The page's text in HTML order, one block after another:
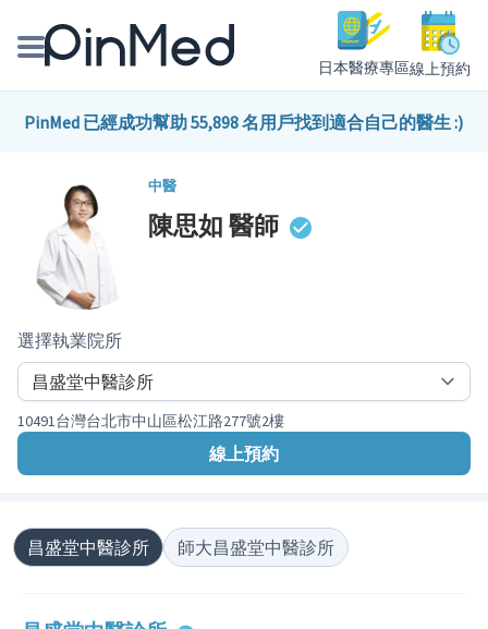
日本醫療專區線上預約
線上預約醫師、院所
健康主題館
PinMed 已經成功幫助 55,898 名用戶找到適合自己的醫生 :)
中醫
陳思如 醫師
選擇執業院所
10491台灣台北市中山區松江路277號2樓
線上預約
昌盛堂中醫診所 師大昌盛堂中醫診所